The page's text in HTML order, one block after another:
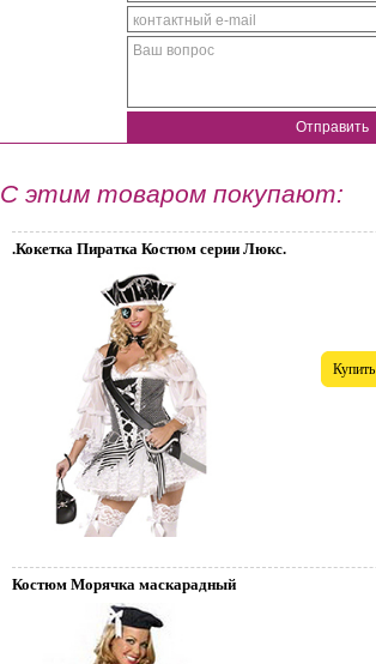
контактный e-mail
Ваш вопрос
Отправить
С этим товаром покупают:
.Кокетка Пиратка Костюм серии Люкс.
Купить
Костюм Морячка маскарадный